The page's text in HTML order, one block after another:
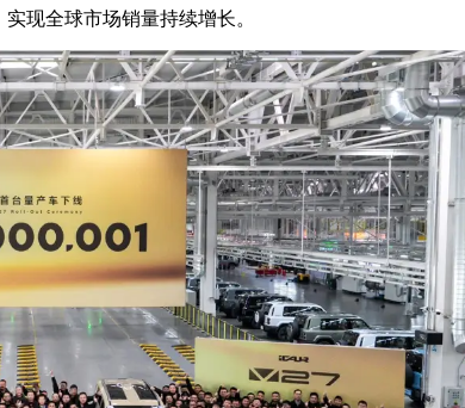
现全球市场销量持续增长。